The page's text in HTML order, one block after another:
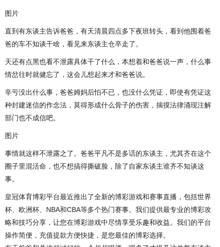
图片
直到有东谈主告诉爸爸，有天清晨四点多下夜班转头，看到他围着爸
爸的车不知谈干啥，看见来东谈主仓卒走了。
天还有点黑也看不泄露具体干了什么，本想着和爸爸说一声，什么事
情岔往时就健忘了，这会儿想起来才和爸爸说。
辛亏没出什么事，爸爸姆妈后怕不已，也没什么凭证，即使有凭证这
种封建迷信的作念法，莫得形成什么骨子的伤害，揣摸法律涌现注解
部门也不成信吧。
图片
事情就这样不泄露之了。爸爸平凡不是多话的东谈主，尤其齐在这个
圈子里混活命，也不想搞得撕破脸，除了自家东谈主谁齐不知谈这
事。
皇冠体育博彩平台最近推出了全新的博彩游戏和赛事直播，包括世界
杯、欧洲杯、NBA和CBA等多个热门赛事。我们提供最专业的博彩攻
略和技巧分享，让您在博彩游戏中尽情享受乐趣和收益。我们的平台
操作简便，充值提款方便快捷，是您最佳的博彩选择。